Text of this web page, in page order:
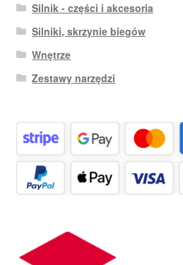
Silnik - części i akcesoria
Silniki, skrzynie biegów
Wnętrze
Zestawy narzędzi